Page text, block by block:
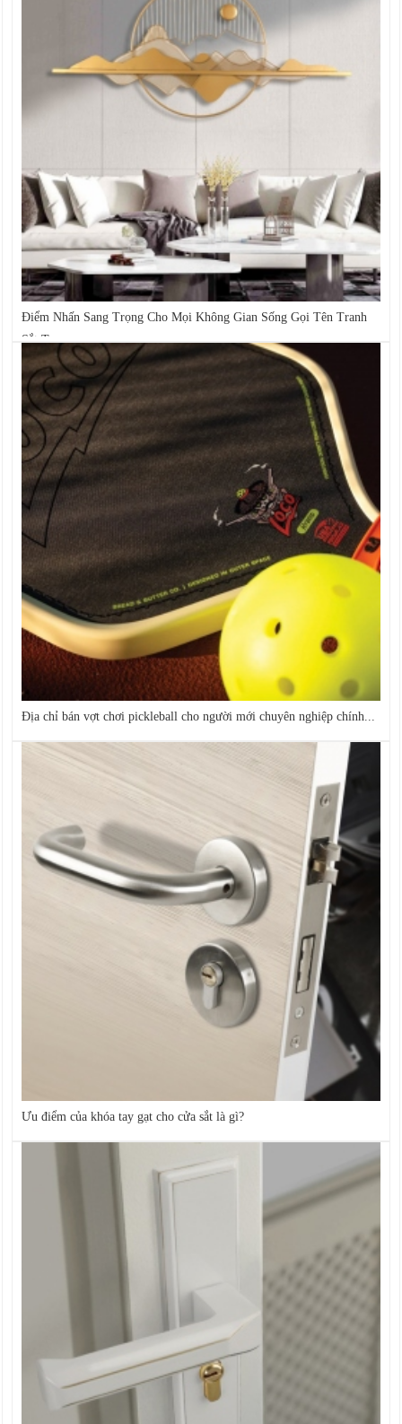
Điểm Nhấn Sang Trọng Cho Mọi Không Gian Sống Gọi Tên Tranh
Sắt Treo...
Địa chỉ bán vợt chơi pickleball cho người mới chuyên nghiệp chính...
Ưu điểm của khóa tay gạt cho cửa sắt là gì?